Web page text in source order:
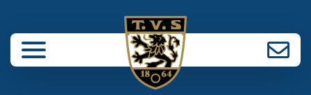
schließen